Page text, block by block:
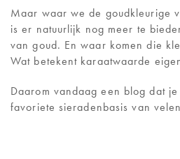
CONTACT
Maar waar we de goudkleurige
is er natuurlijk nog meer te
van goud. En waar komen die
Wat betekent karaatwaarde
Daarom vandaag een blog dat
favoriete sieradenbasis van